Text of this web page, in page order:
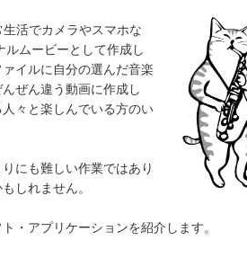
活でカメラやスマホな
ルムービーとして作成し
イルに自分の選んだ音楽
ぜん違う動画に作成し
々と楽しんでいる方のい
にも難しい作業ではあり
しれません。
・アプリケーションを紹介します。